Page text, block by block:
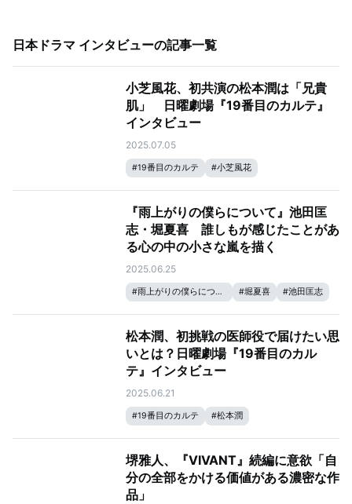
日本ドラマ インタビューの記事一覧
小芝風花、初共演の松本潤は「兄貴
肌」 日曜劇場『19番目のカルテ』
インタビュー
2025.07.05
#19番目のカルテ #小芝風花
『雨上がりの僕らについて』池田匡
志・堀夏喜 誰しもが感じたことがあ
る心の中の小さな嵐を描く
2025.06.25
#雨上がりの僕らについて #堀夏喜 #池田匡志
松本潤、初挑戦の医師役で届けたい思
いとは？日曜劇場『19番目のカル
テ』インタビュー
2025.06.21
#19番目のカルテ #松本潤
堺雅人、『VIVANT』続編に意欲「自
分の全部をかける価値がある濃密な作
品」